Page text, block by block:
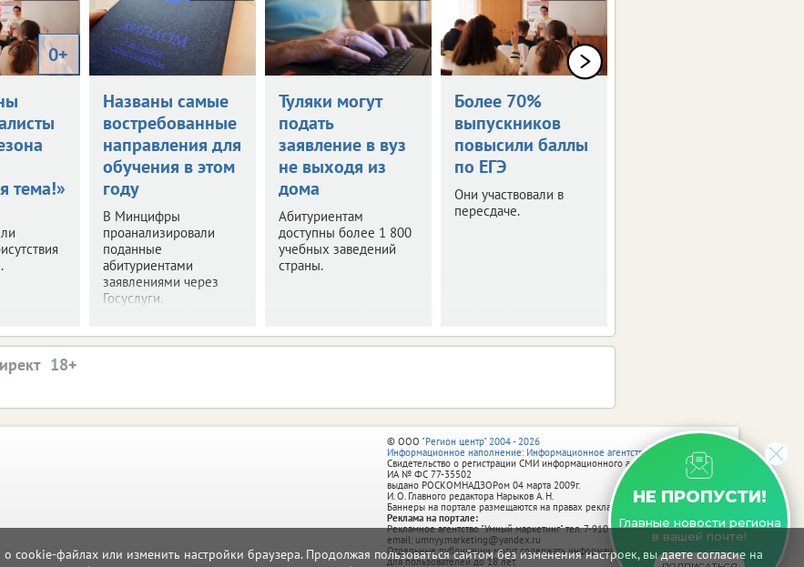
cookie-файлах или изменить настройки браузера. Продолжая пользоваться сайтом без изменения настроек, вы даете согласие на
0+
тема!»
Названы самые
востребованные
направления для
обучения в этом
году
В Минцифры
проанализировали
поданные
абитуриентами
заявлениями через
Госуслуги.
Туляки могут
подать
заявление в вуз
не выходя из
дома
Абитуриентам
доступны более 1 800
учебных заведений
страны.
Более 70%
выпускников
повысили баллы
по ЕГЭ
Они участвовали в
пересдаче.
НЕ ПРОПУСТИ!
Главные новости региона
в вашей почте!
© ООО "Регион центр" 2004 - 2026
Информационное наполнение: Информационное агентство vRossii.ru
Свидетельство о регистрации СМИ информационного агентства vRossii.ru
ИА № ФС 77‑35502
выдано РОСКОМНАДЗОРом 04 марта 2009г.
И. О. Главного редактора Нарыков А. Н.
Баннеры на портале размещаются на правах рекламы.
Реклама на портале:
Рекламное агентство "Умный маркетинг" тел. 7-910-267-70-40,
email: umnyy.marketing@yandex.ru
Отдельные публикации могут содержать информацию, не предназначенную
для пользователей до 18 лет.